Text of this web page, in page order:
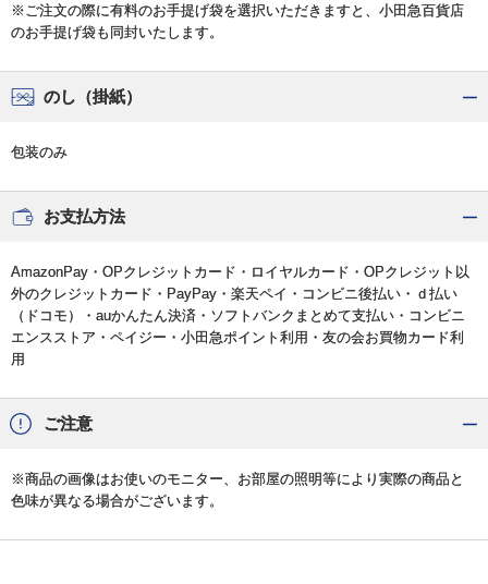
※ご注文の際に有料のお手提げ袋を選択いただきますと、小田急百貨店
のお手提げ袋も同封いたします。
のし（掛紙）
包装のみ
お支払方法
AmazonPay・OPクレジットカード・ロイヤルカード・OPクレジット以
外のクレジットカード・PayPay・楽天ペイ・コンビニ後払い・ｄ払い
（ドコモ）・auかんたん決済・ソフトバンクまとめて支払い・コンビニ
エンスストア・ペイジー・小田急ポイント利用・友の会お買物カード利
用
ご注意
※商品の画像はお使いのモニター、お部屋の照明等により実際の商品と
色味が異なる場合がございます。